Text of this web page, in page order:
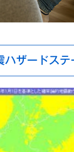
ハザードステ